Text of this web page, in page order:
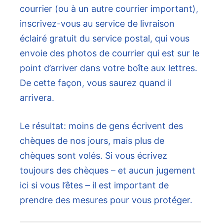
courrier (ou à un autre courrier important),
inscrivez-vous au service de livraison
éclairé gratuit du service postal, qui vous
envoie des photos de courrier qui est sur le
point d’arriver dans votre boîte aux lettres.
De cette façon, vous saurez quand il
arrivera.
Le résultat: moins de gens écrivent des
chèques de nos jours, mais plus de
chèques sont volés. Si vous écrivez
toujours des chèques – et aucun jugement
ici si vous l’êtes – il est important de
prendre des mesures pour vous protéger.